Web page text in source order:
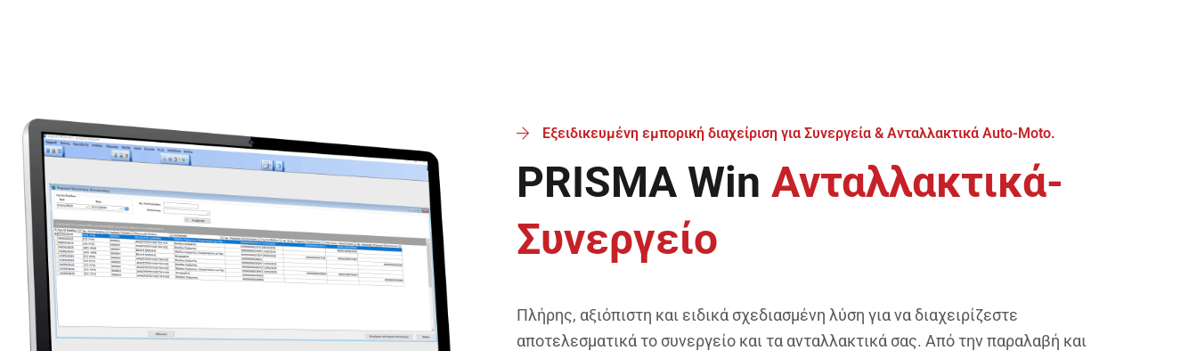
Εξειδικευμένη εμπορική διαχείριση για Συνεργεία & Ανταλλακτικά Auto-Moto.
PRISMA WinΑνταλλακτικά-
Συνεργείο
Πλήρης, αξιόπιστη και ειδικά σχεδιασμένη λύση για να διαχειρίζεστε
αποτελεσματικά το συνεργείο και τα ανταλλακτικά σας. Από την παραλαβή και